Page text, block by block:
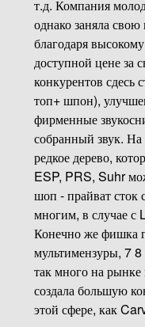
т.д. Компания
однако заняла
благодаря
доступной цене за
конкурентов сдесь
топ+ шпон),
фирменные
собранный звук. На
редкое дерево,
ESP, PRS, Suhr
шоп - прайват сток
многим, в случае с
Конечно же фишка
мультимензуры, 7
так много на
создала большую
этой сфере, как